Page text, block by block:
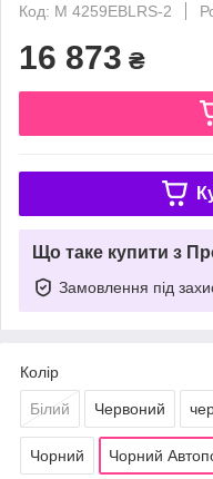
Код: M 4259EBLRS-2
16 873 ₴
Що таке купити з
Замовлення під
Колір
Білий Червоний
Чорний Чорний